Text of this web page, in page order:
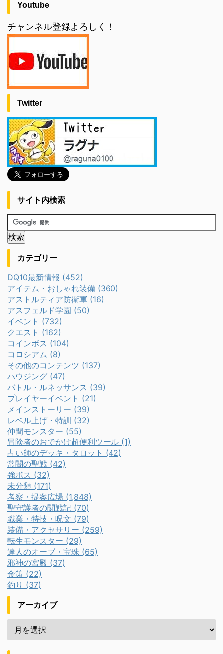
Youtube
チャンネル登録よろしく！
Twitter
サイト内検索
カテゴリー
DQ10最新情報 (452)
アイテム・おしゃれ装備 (360)
アストルティア防衛軍 (16)
アスフェルド学園 (50)
イベント (732)
クエスト (162)
コインボス (104)
コロシアム (8)
その他のコンテンツ (137)
ハウジング (47)
バトル・ルネッサンス (39)
プレイヤーイベント (21)
メインストーリー (39)
レベル上げ・特訓 (32)
仲間モンスター (55)
冒険者のおでかけ超便利ツール (1)
占い師のデッキ・タロット (42)
常闇の聖戦 (42)
強ボス (32)
未分類 (171)
考察・提案広場 (1,848)
聖守護者の闘戦記 (70)
職業・特技・呪文 (79)
装備・アクセサリー (259)
転生モンスター (29)
達人のオーブ・宝珠 (65)
邪神の宮殿 (37)
金策 (22)
釣り (37)
アーカイブ